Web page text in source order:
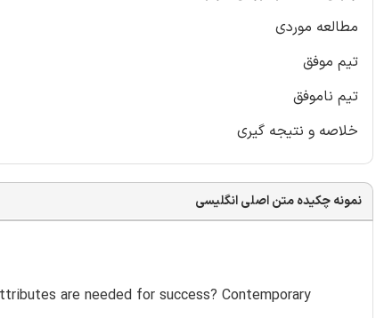
مطالعه موردی
تیم موفق
تیم ناموفق
خلاصه و نتیجه گیری
نمونه چکیده متن اصلی انگلیسی
are needed for success? Contemporary